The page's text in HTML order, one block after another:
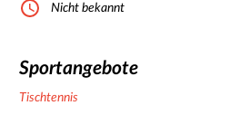
Nicht bekannt
Sportangebote
Tischtennis